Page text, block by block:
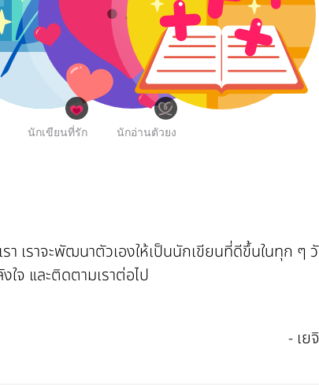
นักเขียนที่รัก นักอ่านตัวยง
เราจะพัฒนาตัวเองให้เป็นนักเขียนที่ดีขึ้นในทุก ๆ
จ และติดตามเราต่อไป
- เย